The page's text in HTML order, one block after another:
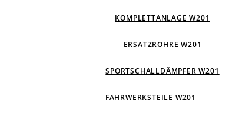
KOMPLETTANLAGE W201
ERSATZROHRE W201
SPORTSCHALLDÄMPFER W201
FAHRWERKSTEILE W201